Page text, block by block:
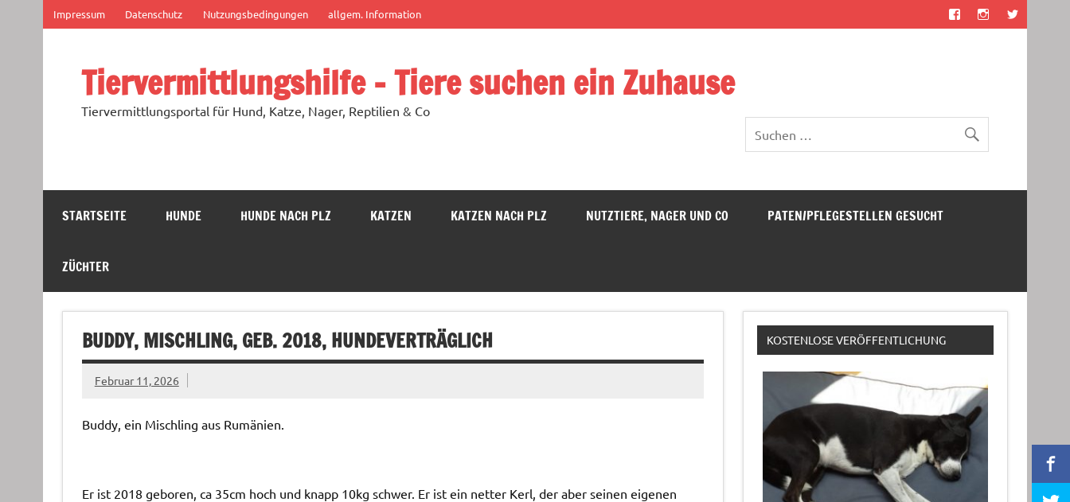
springen
Impressum Datenschutz Nutzungsbedingungen allgem. Information
Tiervermittlungshilfe – Tiere suchen ein Zuhause
Tiervermittlungsportal für Hund, Katze, Nager, Reptilien & Co
STARTSEITE HUNDE HUNDE NACH PLZ KATZEN KATZEN NACH PLZ NUTZTIERE, NAGER UND CO PATEN/PFLEGESTELLEN GESUCHT
ZÜCHTER
BUDDY, MISCHLING, GEB. 2018, HUNDEVERTRÄGLICH
Februar 11, 2026
Buddy, ein Mischling aus Rumänien.
Er ist 2018 geboren, ca 35cm hoch und knapp 10kg schwer. Er ist ein netter Kerl, der aber seinen eigenen
KOSTENLOSE VERÖFFENTLICHUNG